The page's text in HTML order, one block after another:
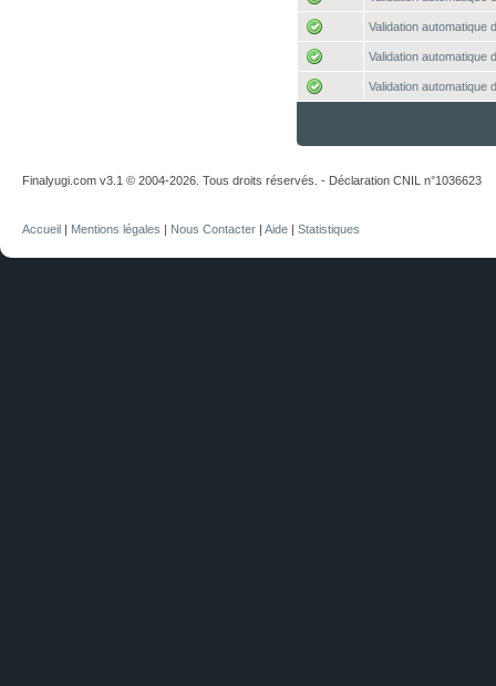
Validation automatique
Validation automatique
Validation automatique
Finalyugi.com v3.1 © 2004-2026. Tous droits réservés. - Déclaration CNIL n°1036623
Accueil | Mentions légales | Nous Contacter | Aide | Statistiques